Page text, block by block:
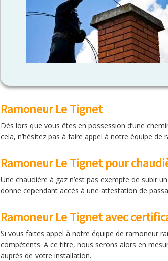
Ramoneur Le Tignet
Dès lors que vous êtes en possession d’une
cela, n’hésitez pas à faire appel à notre équipe
Ramoneur Le Tignet pour
Une chaudière à gaz n’est pas exempte de subir
donne cependant accès à une attestation de
Ramoneur Le Tignet avec
Si vous faites appel à notre équipe de ramoneur
compétents. A ce titre, nous serons alors en
auprès de votre installation.